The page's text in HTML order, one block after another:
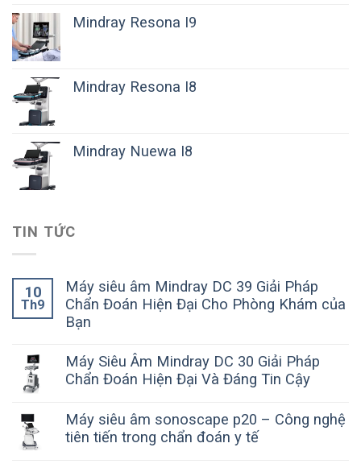
Mindray Resona I9
Mindray Resona I8
Mindray Nuewa I8
TIN TỨC
10
Th9
Máy siêu âm Mindray DC 39 Giải Pháp
Chẩn Đoán Hiện Đại Cho Phòng Khám của
Bạn
Máy Siêu Âm Mindray DC 30 Giải Pháp
Chẩn Đoán Hiện Đại Và Đáng Tin Cậy
Máy siêu âm sonoscape p20 – Công nghệ
tiên tiến trong chẩn đoán y tế